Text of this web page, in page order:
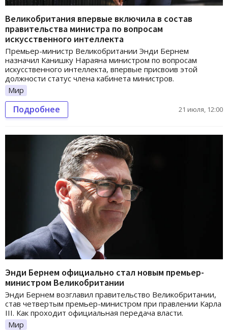
Великобритания впервые включила в состав
правительства министра по вопросам
искусственного интеллекта
Премьер-министр Великобритании Энди Бернем
назначил Канишку Нараяна министром по вопросам
искусственного интеллекта, впервые присвоив этой
должности статус члена кабинета министров.
Мир
Подробнее 21 июля, 12:00
Энди Бернем официально стал новым премьер-
министром Великобритании
Энди Бернем возглавил правительство Великобритании,
став четвертым премьер-министром при правлении Карла
III. Как проходит официальная передача власти.
Мир